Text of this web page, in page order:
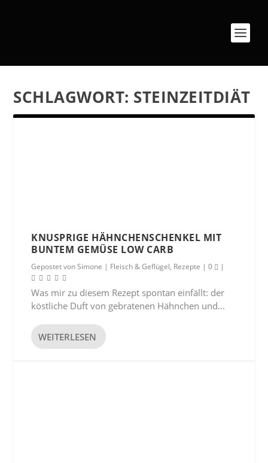
SCHLAGWORT: STEINZEITDIÄT
KNUSPRIGE HÄHNCHENSCHENKEL MIT
BUNTEM GEMÜSE LOW CARB
Gepostet vonSimone | Fleisch & Geflügel, Rezepte |0 |
Was mir zu diesem Rezept spontan einfällt: der
köstliche Duft von gebratenen Hähnchen und...
WEITERLESEN